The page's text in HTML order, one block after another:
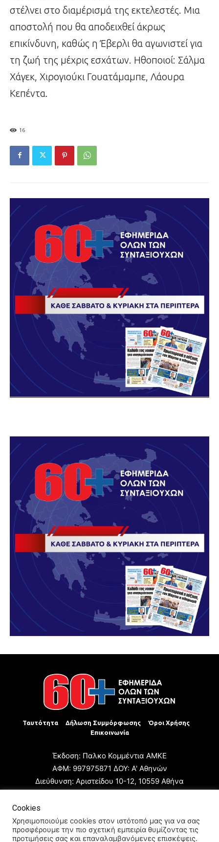
στέλνει στο διαμέρισμά της εκτελεστές. Μια
αποστολή που θα αποδειχθεί άκρως
επικίνδυνη, καθώς η Έβερλι θα αγωνιστεί για
τη ζωή της μέχρις εσχάτων. Ηθοποιοί: Σάλμα
Χάγεκ, Χιρογιούκι Γουατάμαμπε, Λάουρα
Κεπέντα.
16
Ταυτότητα Δήλωση Συμμόρφωσης
Όροι Χρήσης
Επικοινωνία
Έκδοση: Παλκο Κομμέντια ΑΜΚΕ
ΑΦΜ: 997975871 ΔΟΥ: Α' Αθηνών
Διεύθυνση: Αριστείδου 10-12, 10559 Αθήνα
Ιδιοκτήτης: Παλκο Κομμέντια ΑΜΚΕ
Διευθυντής: Ιωάννης Παπαγεωργίου
Cookies
Χρησιμοποιούμε cookies στον ιστότοπό μας για να σας
προσφέρουμε την πιο σχετική εμπειρία θυμίζοντας τις
προτιμήσεις σας και επαναλαμβανόμενες επισκέψεις.